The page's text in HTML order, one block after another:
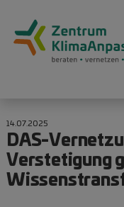
14.07.2025
DAS-
Verstetigung